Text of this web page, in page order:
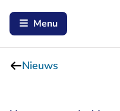
Menu
Nieuws